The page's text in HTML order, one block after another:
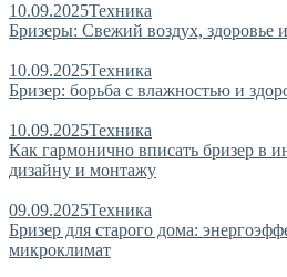
10.09.2025Техника
Бризеры: Свежий воздух, здоровье
10.09.2025Техника
Бризер: борьба с влажностью и
10.09.2025Техника
Как гармонично вписать бризер в
дизайну и монтажу
09.09.2025Техника
Бризер для старого дома:
микроклимат